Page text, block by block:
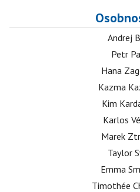
Andrej
Petr
Hana
Kazma
Kim
Karlos
Marek
Taylor
Emma
Timothée